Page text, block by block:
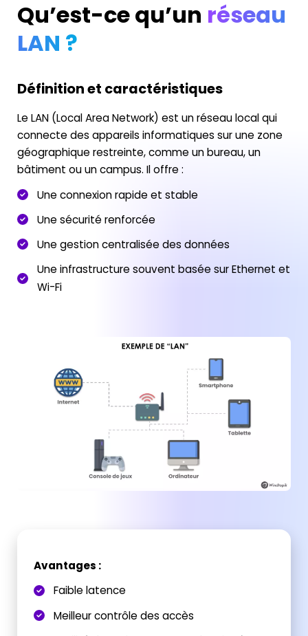
Qu’est-ce qu’un réseau
LAN ?
Définition et caractéristiques
Le LAN (Local Area Network) est un réseau local qui
connecte des appareils informatiques sur une zone
géographique restreinte, comme un bureau, un
bâtiment ou un campus. Il offre :
Une connexion rapide et stable
Une sécurité renforcée
Une gestion centralisée des données
Une infrastructure souvent basée sur Ethernet et
Wi-Fi
Avantages :
Faible latence
Meilleur contrôle des accès